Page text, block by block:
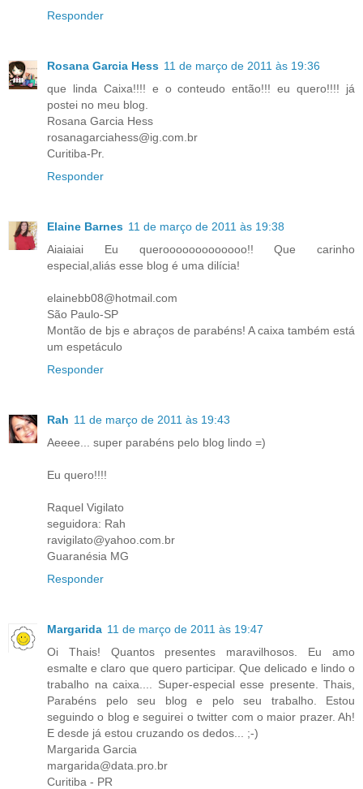
Responder
Rosana Garcia Hess 11 de março de 2011 às 19:36
que linda Caixa!!!! e o conteudo então!!! eu quero!!!! já
postei no meu blog.
Rosana Garcia Hess
rosanagarciahess@ig.com.br
Curitiba-Pr.
Responder
Elaine Barnes 11 de março de 2011 às 19:38
Aiaiaiai Eu querooooooooooooo!! Que carinho
especial,aliás esse blog é uma dilícia!
elainebb08@hotmail.com
São Paulo-SP
Montão de bjs e abraços de parabéns! A caixa também está
um espetáculo
Responder
Rah 11 de março de 2011 às 19:43
Aeeee... super parabéns pelo blog lindo =)
Eu quero!!!!
Raquel Vigilato
seguidora: Rah
ravigilato@yahoo.com.br
Guaranésia MG
Responder
Margarida 11 de março de 2011 às 19:47
Oi Thais! Quantos presentes maravilhosos. Eu amo
esmalte e claro que quero participar. Que delicado e lindo o
trabalho na caixa.... Super-especial esse presente. Thais,
Parabéns pelo seu blog e pelo seu trabalho. Estou
seguindo o blog e seguirei o twitter com o maior prazer. Ah!
E desde já estou cruzando os dedos... ;-)
Margarida Garcia
margarida@data.pro.br
Curitiba - PR